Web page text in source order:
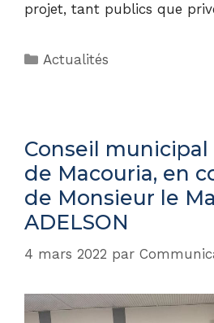
projet, tant publics que
Actualités
Conseil
de Macouria, en
de Monsieur le
ADELSON
4 mars 2022 par